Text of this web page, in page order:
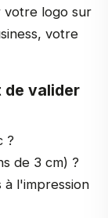
votre logo sur
votre
de valider
?
de 3 cm) ?
à l'impression